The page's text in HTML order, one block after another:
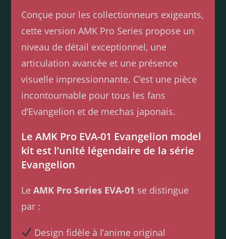
Conçue pour les collectionneurs exigeants,
cette version AMK Pro Series propose un
niveau de détail exceptionnel, une
articulation avancée et une présence
visuelle impressionnante. C’est une pièce
incontournable pour tous les fans
d’Evangelion et de mechas japonais.
Le AMK Pro EVA-01 Evangelion model
kit est l’unité légendaire de la série
Evangelion
LeAMK Pro Series EVA-01 se distingue
par :
Design fidèle à l’anime original